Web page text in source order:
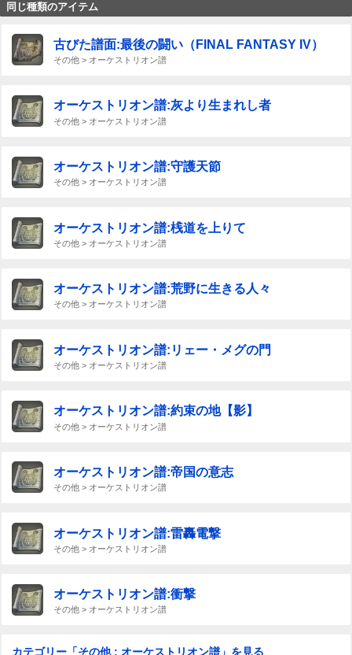
同じ種類のアイテム
古びた譜面:最後の闘い（FINAL FANTASY IV）
その他 > オーケストリオン譜
オーケストリオン譜:灰より生まれし者
その他 > オーケストリオン譜
オーケストリオン譜:守護天節
その他 > オーケストリオン譜
オーケストリオン譜:桟道を上りて
その他 > オーケストリオン譜
オーケストリオン譜:荒野に生きる人々
その他 > オーケストリオン譜
オーケストリオン譜:リェー・メグの門
その他 > オーケストリオン譜
オーケストリオン譜:約束の地【影】
その他 > オーケストリオン譜
オーケストリオン譜:帝国の意志
その他 > オーケストリオン譜
オーケストリオン譜:雷轟電撃
その他 > オーケストリオン譜
オーケストリオン譜:衝撃
その他 > オーケストリオン譜
カテゴリー「その他 : オーケストリオン譜」を見る